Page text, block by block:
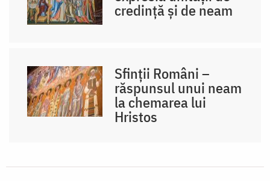
credință și de neam
Sfinții Români –
răspunsul unui neam
la chemarea lui
Hristos